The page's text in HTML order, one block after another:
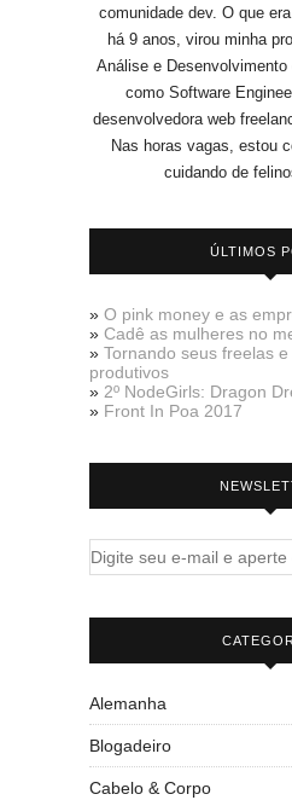
comunidade dev. O que
há 9 anos, virou minha
Análise e
como Software
desenvolvedora web
Nas horas vagas, estou
cuidando de
ÚLTIMOS
» O pink money e as
» Cadê as mulheres no
» Tornando seus freelas
produtivos
» 2º NodeGirls: Dragon
» Front In Poa 2017
Alemanha
Blogadeiro
Cabelo & Corpo